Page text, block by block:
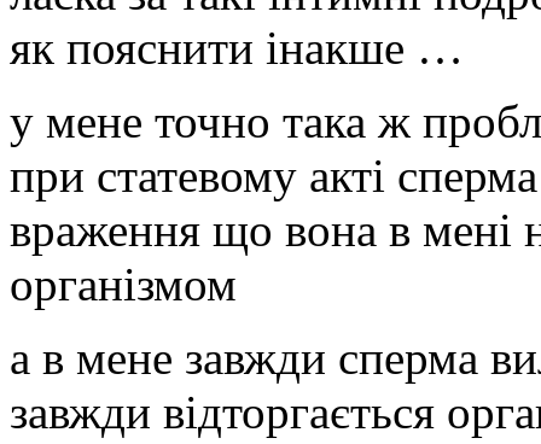
як пояснити інакше …
у мене точно така ж
при статевому акті
враження що вона в мені
організмом
а в мене завжди сперма
завжди відторгається